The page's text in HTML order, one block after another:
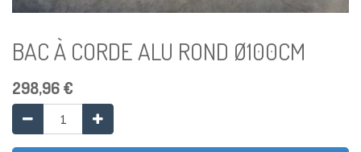
BAC À CORDE ALU ROND Ø100CM
298,96€